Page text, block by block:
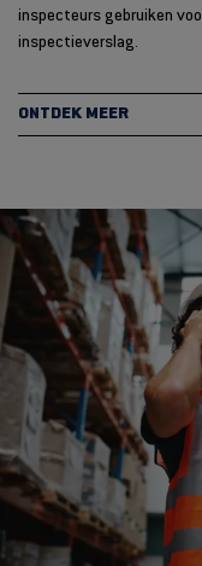
inspecteurs gebruiken
inspectieverslag.
ONTDEK MEER